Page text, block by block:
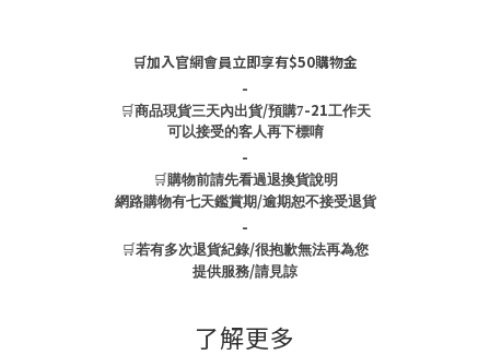
🛒加入官網會員立即享有$50購物金
-
🛒商品現貨三天內出貨/預購7-21工作天
可以接受的客人再下標唷
-
🛒購物前請先看過退換貨說明
網路購物有七天鑑賞期/逾期恕不接受退貨
-
🛒若有多次退貨紀錄/很抱歉無法再為您
提供服務/請見諒
了解更多